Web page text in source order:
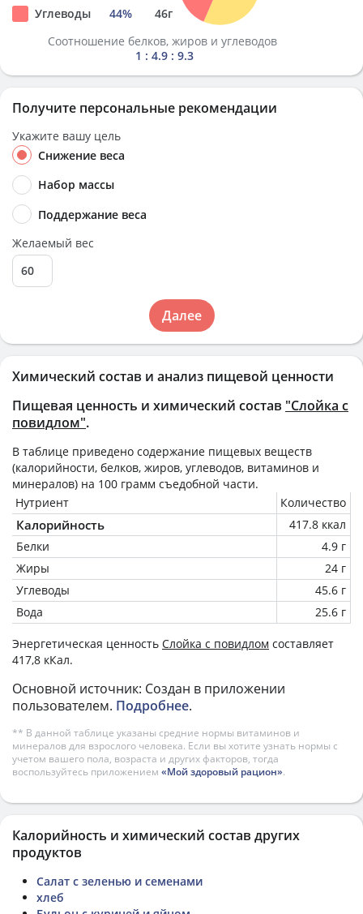
Химический состав и анализ пищевой ценности
Пищевая ценность и химический состав "Слойка с
повидлом".
В таблице приведено содержание пищевых веществ
(калорийности, белков, жиров, углеводов, витаминов и
минералов) на 100 грамм съедобной части.
Нутриент
Количество
Калорийность
417.8 ккал
Белки
4.9 г
Жиры
24 г
Углеводы
45.6 г
Вода
25.6 г
Энергетическая ценность Слойка с повидлом составляет
417,8 кКал.
Основной источник: Создан в приложении
пользователем. Подробнее.
** В данной таблице указаны средние нормы витаминов и
минералов для взрослого человека. Если вы хотите узнать нормы с
учетом вашего пола, возраста и других факторов, тогда
воспользуйтесь приложением «Мой здоровый рацион».
Углеводы
44% 46г
Соотношение белков, жиров и углеводов
1 : 4.9 : 9.3
Получите персональные рекомендации
Укажите вашу цель
Снижение веса
Набор массы
Поддержание веса
Желаемый вес
Далее
Калорийность и химический состав других
продуктов
Салат с зеленью и семенами
хлеб